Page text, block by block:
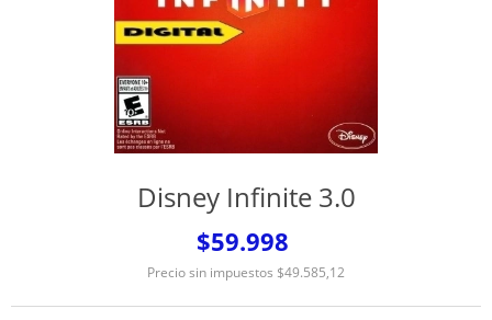
Disney Infinite 3.0
$59.998
Precio sin impuestos $49.585,12